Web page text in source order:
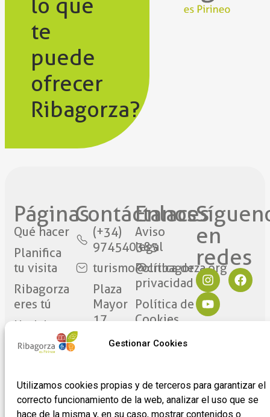
Gestionar Cookies
Utilizamos cookies propias y de terceros para garantizar el
correcto funcionamiento de la web, analizar el uso que se
hace de la misma y, en su caso, mostrar contenidos o
te
puede
ofrecer
Ribagorza?
Páginas
Qué hacer
Planifica
tu visita
Ribagorza
eres tú
Noticias
Contáctanos​
(+34)
974540385
turismo@cribagorza.org
Plaza
Mayor
17
Graus
Enlaces
Aviso
legal
Política de
privacidad
Política de
Cookies
Formulario
de
empresas
en
redes​